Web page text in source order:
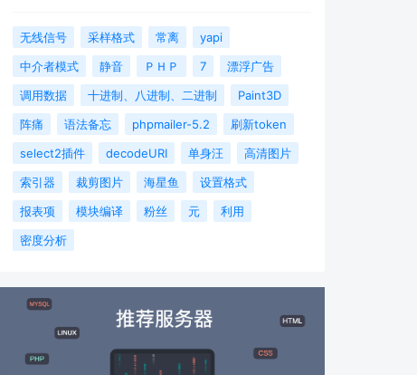
无线信号 采样格式 常离
yapi
中介者模式
静音 ＰＨＰ 7
漂浮广告
调用数据
十进制、八进制、二进制
Paint3D
阵痛
语法备忘 phpmailer-5.2
刷新token
select2插件
decodeURI 单身汪
高清图片
索引器
裁剪图片 海星鱼
设置格式
报表项
模块编译 粉丝 元
利用
密度分析